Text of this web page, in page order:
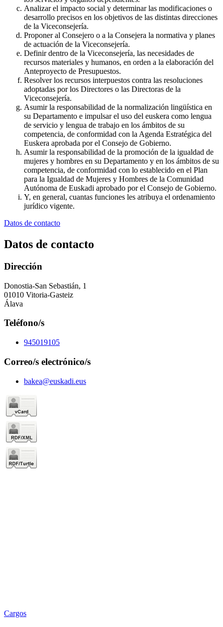
Analizar el impacto social y determinar las modificaciones o
desarrollo precisos en los objetivos de las distintas direcciones
de la Viceconsejería.
Proponer al Consejero o a la Consejera la normativa y planes
de actuación de la Viceconsejería.
Definir dentro de la Viceconsejería, las necesidades de
recursos materiales y humanos, en orden a la elaboración del
Anteproyecto de Presupuestos.
Resolver los recursos interpuestos contra las resoluciones
adoptadas por los Directores o las Directoras de la
Viceconsejería.
Asumir la responsabilidad de la normalización lingüística en
su Departamento e impulsar el uso del euskera como lengua
de servicio y lengua de trabajo en los ámbitos de su
competencia, de conformidad con la Agenda Estratégica del
Euskera aprobada por el Consejo de Gobierno.
Asumir la responsabilidad de la promoción de la igualdad de
mujeres y hombres en su Departamento y en los ámbitos de su
competencia, de conformidad con lo establecido en el Plan
para la Igualdad de Mujeres y Hombres de la Comunidad
Autónoma de Euskadi aprobado por el Consejo de Gobierno.
Y, en general, cuantas funciones les atribuya el ordenamiento
jurídico vigente.
Datos de contacto
Datos de contacto
Dirección
Donostia-San Sebastián, 1
01010 Vitoria-Gasteiz
Álava
Teléfono/s
945019105
Correo/s electrónico/s
bakea@euskadi.eus
Cargos